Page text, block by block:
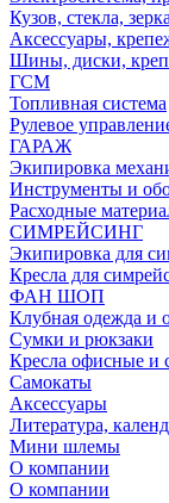
Кузов, стекла,
Аксессуары,
Шины, диски,
ГСМ
Топливная система
Рулевое
ГАРАЖ
Экипировка
Инструменты и
Расходные
СИМРЕЙСИНГ
Экипировка для
Кресла для
ФАН ШОП
Клубная одежда и
Сумки и рюкзаки
Кресла офисные и
Самокаты
Аксессуары
Литература,
Мини шлемы
О компании
О компании